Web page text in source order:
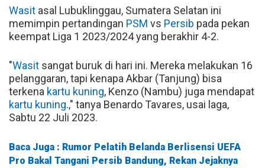
Wasit asal Lubuklinggau, Sumatera Selatan ini
memimpin pertandingan PSM vs Persib pada pekan
keempat Liga 1 2023/2024 yang berakhir 4-2.
"Wasit sangat buruk di hari ini. Mereka melakukan 16
pelanggaran, tapi kenapa Akbar (Tanjung) bisa
terkena kartu kuning, Kenzo (Nambu) juga mendapat
kartu kuning.," tanya Benardo Tavares, usai laga,
Sabtu 22 Juli 2023.
Baca Juga : Rumor Pelatih Belanda Berlisensi UEFA
Pro Bakal Tangani Persib Bandung, Rekan Jejaknya